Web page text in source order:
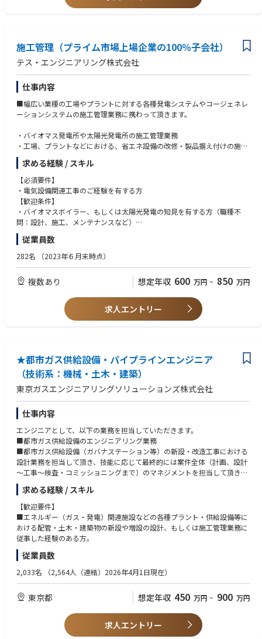
施工管理（プライム市場上場企業の100％子会社）
テス・エンジニアリング株式会社
仕事内容
■幅広い業種の工場やプラントに対する各種発電システムやコージェネレ
ーションシステムの施工管理業務に携わって頂きます。
・バイオマス発電所や太陽光発電所の施工管理業務
・工場、プラントなどにおける、省エネ設備の改修・製品据え付けの施工
管理業務
など
～案件について～
【案件規模（目安）】数千万円から数十億円
【施工期間（目安）】：1～6ヶ月
【担当エリア（目安）】
東京⇒静岡以東
広島⇒中四国
福岡⇒九州
※案件によっては基礎から請け負う場合と既設の工場やプラントに発電機
やボイラー設備などの省エネ設備を施工する場合があります。
【再生可能エネルギー】
太陽光発電システム、バイオマス発電システム、風力発電システムとい
計画段階から積極的にサポートすることで多くのお客様より厚い信頼を
得ています。
【省エネルギーシステム】
工場や事業所に向けて省エネルギー・環境対策の観点から、コージェネ
レーションシステムや燃料転換システムなど、
エネルギー改善に向けたあらゆる設備を提案、施工する事業です。
エネルギー安定供給にも貢献し、お客様からは無くてはならないシステ
ムとして評価いただいています。
コージェネレーションシステムは設立来1,400基以上導入
実績一覧：https://www.tess-eng.co.jp/case/
求める経験 / スキル
【必須要件】
・電気設備関連工事のご経験を有する方
【歓迎条件】
・バイオマスボイラー、もしくは太陽光発電の知見を有する方（職種不
問：設計、施工、メンテナンスなど）
・1級電気工事施工管理技士もしくは1級管工事施工管理技士の有資格者
従業員数
282名 （2023年６月末時点）
複数あり 想定年収 600 万円 ~ 850 万円
求人エントリー
★都市ガス供給設備・パイプラインエンジニア
（技術系：機械・土木・建築）
東京ガスエンジニアリングソリューションズ株式会社
仕事内容
エンジニアとして、以下の業務を担当していただきます。
■都市ガス供給設備のエンジニアリング業務
■都市ガス供給設備（ガバナステーション等）の新設・改造工事における
設計業務を担当して頂き、技能に応じて最終的には案件全体（計画、設計
～工事～検査・コミッショニングまで）のマネジメントを担当して頂きま
す。
【職務内容の一例】
■設備レイアウト検討・配管設計・材料選定
■全体（設計～工事）の工程調整・管理
■業者選定・積算・予算管理（変更の範囲：当社業務全般）
・パイプラン技術部のご紹介
https://www.tokyogas-es.co.jp/business/gas/index.html#anchor03
※本社主体ですが、全国各地への短期的な出張あり
求める経験 / スキル
【歓迎要件】
■エネルギー（ガス・発電）関連施設などの各種プラント・供給設備等に
おける配管・土木・建築物の新設や増設の設計、もしくは施工管理業務に
従事した経験のある方。
従業員数
2,033名 （2,564人（連結）2026年4月1日現在）
東京都 想定年収 450 万円 ~ 900 万円
求人エントリー